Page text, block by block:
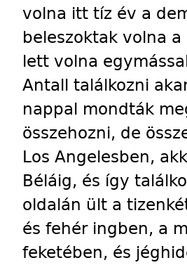
volna itt tíz év a
beleszoktak volna
lett volna
Antall találkozni
nappal mondták
összehozni, de
Los Angelesben,
Béláig, és így
oldalán ült a
és fehér ingben, a
feketében, és